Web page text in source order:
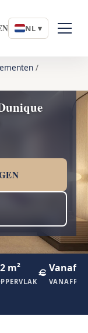
NL ▾
m² Vanaf